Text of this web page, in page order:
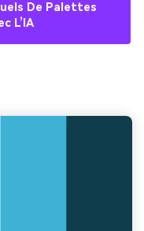
De Palettes
L’IA